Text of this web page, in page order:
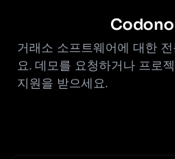
Codono
거래소 소프트웨어에 대한
요. 데모를 요청하거나 프로
지원을 받으세요.